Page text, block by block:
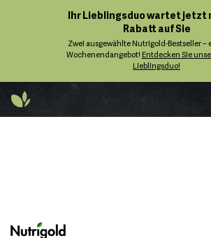
Ihr Lieblingsduo wartet jetzt
Rabatt auf Sie
Zwei ausgewählte Nutrigold-Bestseller –
Wochenendangebot! Entdecken Sie
Lieblingsduo!